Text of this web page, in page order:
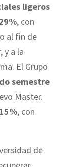
ligeros
29%, con
al fin de
y a la
El Grupo
semestre
Master.
, con
de